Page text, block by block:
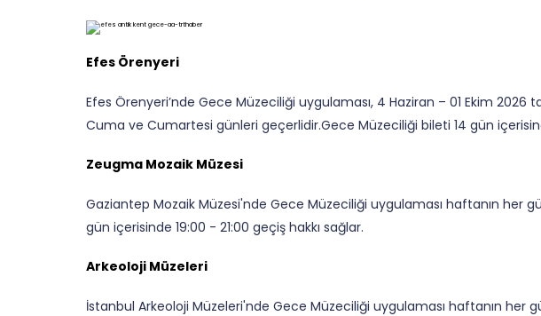
Efes Örenyeri
Efes Örenyeri’nde Gece Müzeciliği uygulaması, 4 Haziran – 01 Ekim 2026
Cuma ve Cumartesi günleri geçerlidir.Gece Müzeciliği bileti 14 gün
Zeugma Mozaik Müzesi
Gaziantep Mozaik Müzesi'nde Gece Müzeciliği uygulaması haftanın her
gün içerisinde 19:00 - 21:00 geçiş hakkı sağlar.
Arkeoloji Müzeleri
İstanbul Arkeoloji Müzeleri'nde Gece Müzeciliği uygulaması haftanın her